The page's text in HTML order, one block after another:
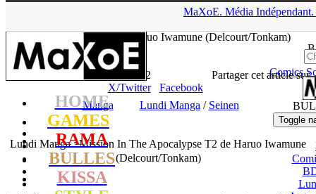
MaXoE. Média Indépendant.
HOME
GAMES
RAMA
BULLES
KISSA
Comics
Toggle
The Apocalypse T2 de Haruo Iwamune (Delcourt/Tonkam)
- 18.11.24, 16:02
Partager cet article sur
X/Twitter
Facebook
Manga
Lundi Manga / Seinen
Lundi Manga : Mission In The Apocalypse T2 de Haruo Iwamune
(Delcourt/Tonkam)